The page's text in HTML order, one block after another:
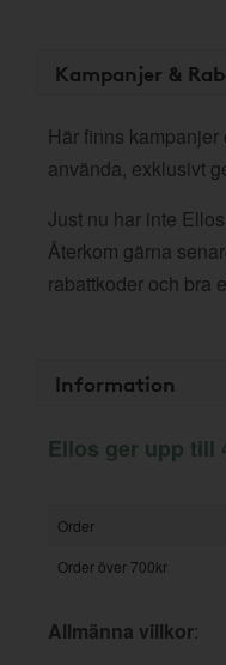
Kampanjer &
Här finns
använda, exklusivt
Just nu har inte
Återkom gärna
rabattkoder och bra
Information
Ellos ger upp till
Order
Order över 700kr
Allmänna villkor: